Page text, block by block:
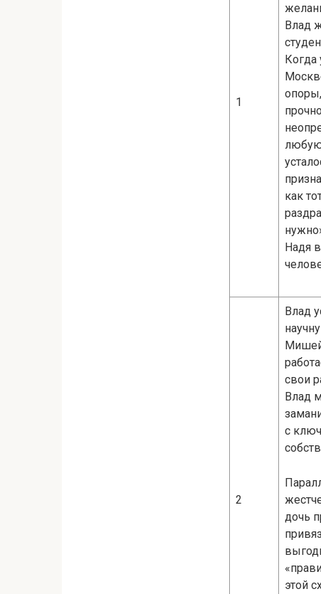
1
Влад
Когда
любую
как
Надя
2
Влад
свои
Влад
с
дочь
этой